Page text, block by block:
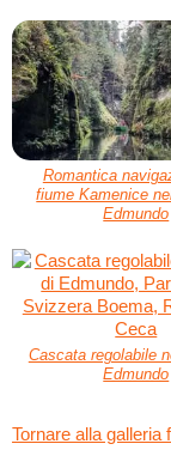
Romantica
fiume Kamenice
Edmundo
Cascata regolabile
Edmundo
Tornare alla galleria